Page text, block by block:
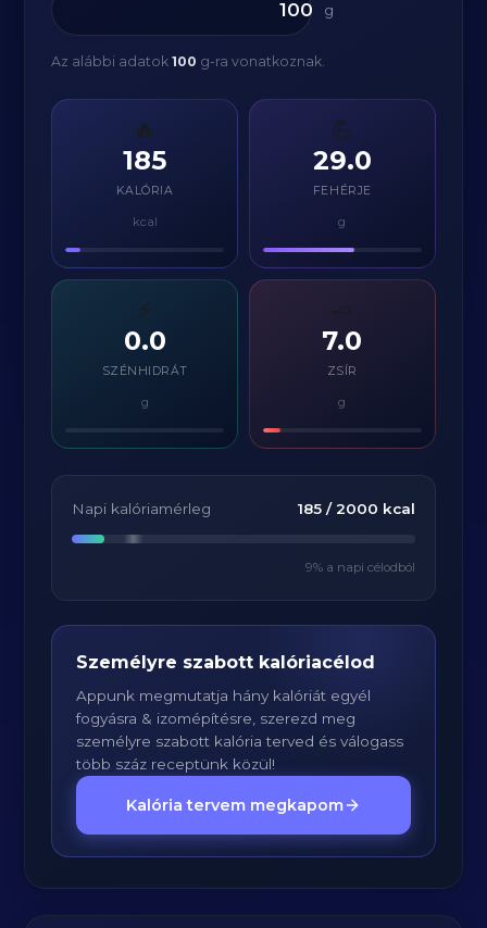
g
Az alábbi adatok100 g-ra vonatkoznak.
🔥
185
KALÓRIA
kcal
💪
29.0
FEHÉRJE
g
⚡
0.0
SZÉNHIDRÁT
g
7.0
ZSÍR
g
Napi kalóriamérleg 185/ 2000 kcal
9% a napi célodból
Személyre szabott kalóriacélod
Appunk megmutatja hány kalóriát egyél
fogyásra & izomépítésre, szerezd meg
személyre szabott kalória terved és válogass
több száz receptünk közül!
Kalória tervem megkapom